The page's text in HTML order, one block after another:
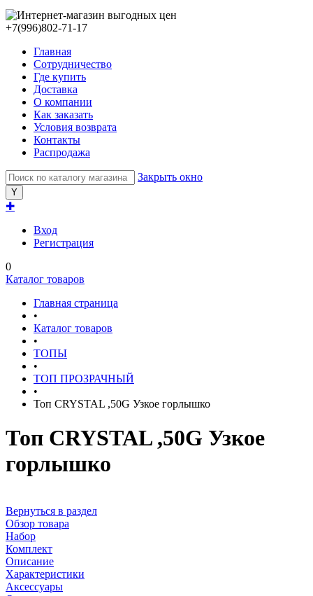
+7(996)802-71-17
Главная
Сотрудничество
Где купить
Доставка
О компании
Как заказать
Условия возврата
Контакты
Распродажа
Закрыть окно
✚
Вход
Регистрация
0
Каталог товаров
Главная страница
•
Каталог товаров
•
ТОПЫ
•
ТОП ПРОЗРАЧНЫЙ
•
Топ CRYSTAL ,50G Узкое горлышко
Топ CRYSTAL ,50G Узкое
горлышко
Вернуться в раздел
Обзор товара
Набор
Комплект
Описание
Характеристики
Аксессуары